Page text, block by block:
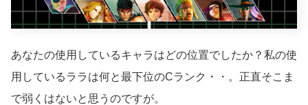
あなたの使用しているキャラはどの位置でしたか？私の使
用しているララは何と最下位のCランク・・。正直そこま
で弱くはないと思うのですが。